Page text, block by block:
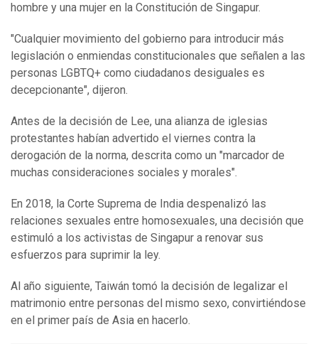
hombre y una mujer en la Constitución de Singapur.
"Cualquier movimiento del gobierno para introducir más
legislación o enmiendas constitucionales que señalen a las
personas LGBTQ+ como ciudadanos desiguales es
decepcionante", dijeron.
Antes de la decisión de Lee, una alianza de iglesias
protestantes habían advertido el viernes contra la
derogación de la norma, descrita como un "marcador de
muchas consideraciones sociales y morales".
En 2018, la Corte Suprema de India despenalizó las
relaciones sexuales entre homosexuales, una decisión que
estimuló a los activistas de Singapur a renovar sus
esfuerzos para suprimir la ley.
Al año siguiente, Taiwán tomó la decisión de legalizar el
matrimonio entre personas del mismo sexo, convirtiéndose
en el primer país de Asia en hacerlo.